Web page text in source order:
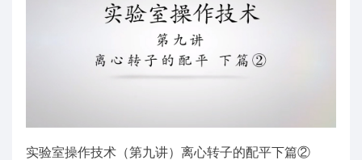
实验室操作技术（第九讲）离心转子的配平下篇②